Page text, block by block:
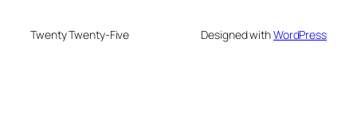
Twenty Twenty-Five Designed withWordPress